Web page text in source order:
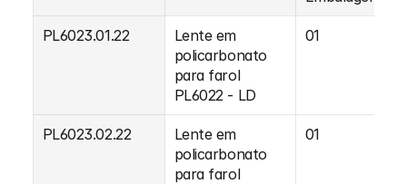
PL6023.01.22
Lente em
policarbonato
para farol
PL6022 - LD
01
PL6023.02.22
Lente em
policarbonato
para farol
01